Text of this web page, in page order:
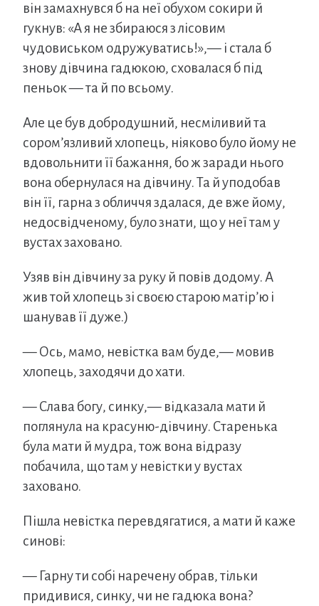
він замахнувся б на неї обухом сокири й
гукнув: «А я не збираюся з лісовим
чудовиськом одружуватись!»,— і стала б
знову дівчина гадюкою, сховалася б під
пеньок — та й по всьому.
Але це був добродушний, несміливий та
сором’язливий хлопець, ніяково було йому не
вдовольнити її бажання, бо ж заради нього
вона обернулася на дівчину. Та й уподобав
він її, гарна з обличчя здалася, де вже йому,
недосвідченому, було знати, що у неї там у
вустах заховано.
Узяв він дівчину за руку й повів додому. А
жив той хлопець зі своєю старою матір’ю і
шанував її дуже.)
— Ось, мамо, невістка вам буде,— мовив
хлопець, заходячи до хати.
— Слава богу, синку,— відказала мати й
поглянула на красуню-дівчину. Старенька
була мати й мудра, тож вона відразу
побачила, що там у невістки у вустах
заховано.
Пішла невістка перевдягатися, а мати й каже
синові:
— Гарну ти собі наречену обрав, тільки
придивися, синку, чи не гадюка вона?